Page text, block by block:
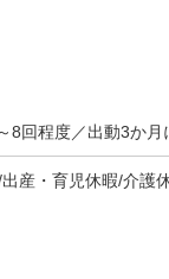
8回程度／出動3か月
産・育児休暇/介護